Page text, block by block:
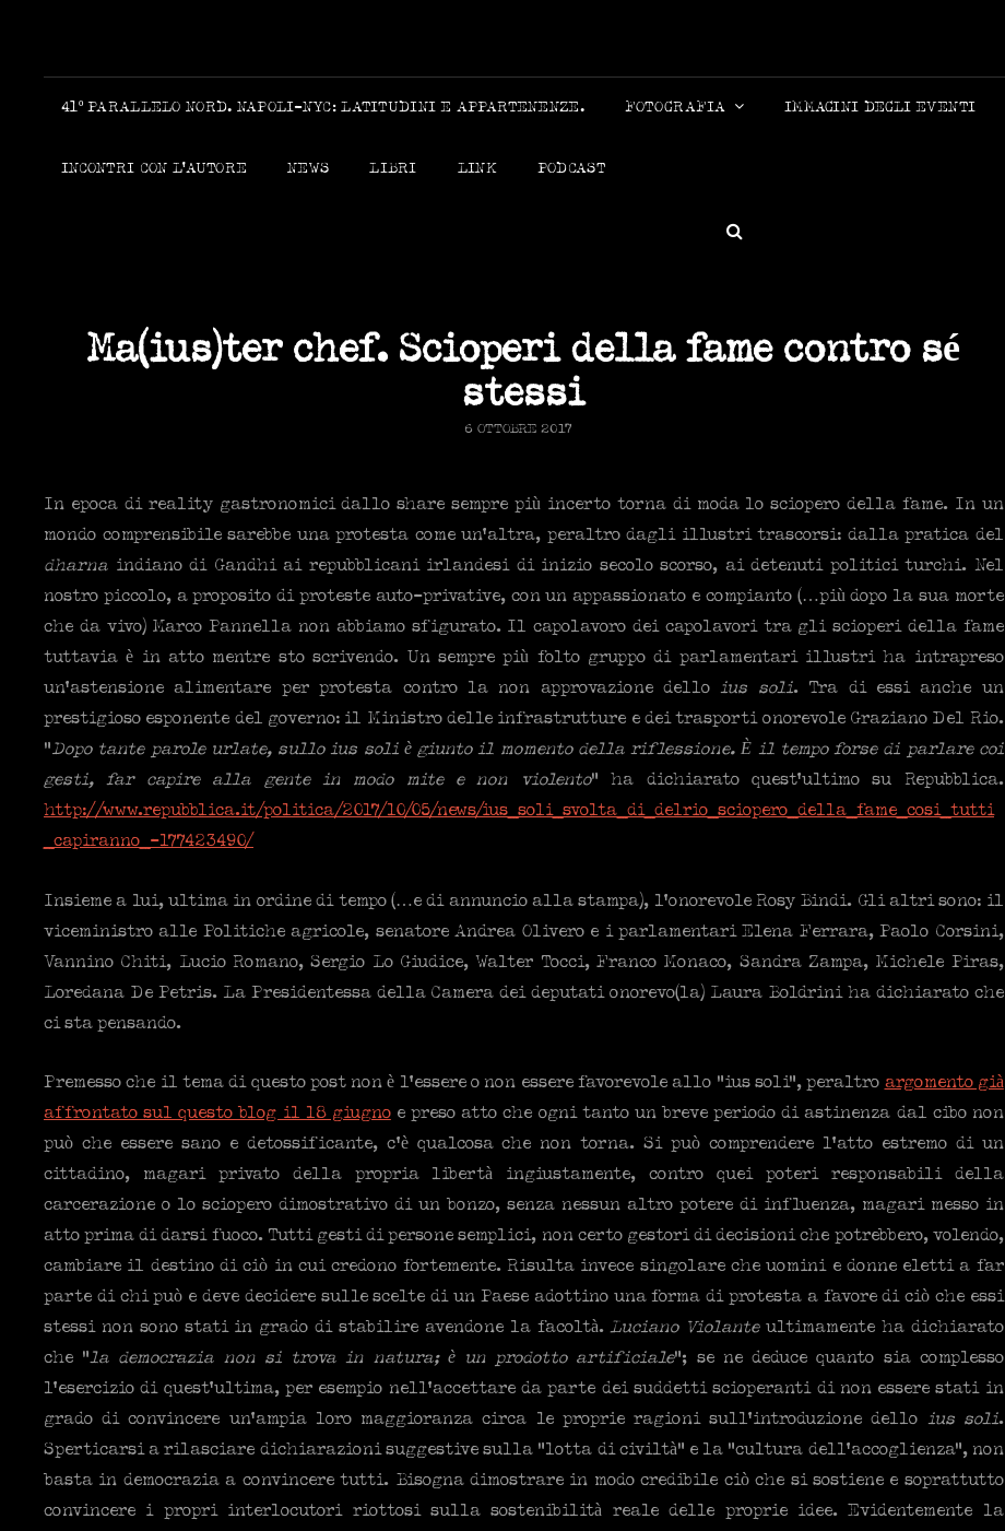
41º PARALLELO NORD. NAPOLI-NYC: LATITUDINI E APPARTENENZE. FOTOGRAFIA IMMAGINI DEGLI EVENTI
INCONTRI CON L’AUTORE NEWS LIBRI LINK PODCAST
SEARCH
Ma(ius)ter chef. Scioperi della fame contro sé
stessi
POSTED
6 OTTOBRE 2017
In epoca di reality gastronomici dallo share sempre più incerto torna di moda lo sciopero della fame. In un
mondo comprensibile sarebbe una protesta come un’altra, peraltro dagli illustri trascorsi: dalla pratica del
dharna indiano di Gandhi ai repubblicani irlandesi di inizio secolo scorso, ai detenuti politici turchi. Nel
nostro piccolo, a proposito di proteste auto-privative, con un appassionato e compianto (…più dopo la sua morte
che da vivo) Marco Pannella non abbiamo sfigurato. Il capolavoro dei capolavori tra gli scioperi della fame
tuttavia è in atto mentre sto scrivendo. Un sempre più folto gruppo di parlamentari illustri ha intrapreso
un’astensione alimentare per protesta contro la non approvazione delloius soli. Tra di essi anche un
prestigioso esponente del governo: il Ministro delle infrastrutture e dei trasporti onorevole Graziano Del Rio.
“Dopo tante parole urlate, sullo ius soli è giunto il momento della riflessione. È il tempo forse di parlare coi
gesti, far capire alla gente in modo mite e non violento” ha dichiarato quest’ultimo su Repubblica.
http://www.repubblica.it/politica/2017/10/05/news/ius_soli_svolta_di_delrio_sciopero_della_fame_cosi_tutti
_capiranno_-177423490/
Insieme a lui, ultima in ordine di tempo (…e di annuncio alla stampa), l’onorevole Rosy Bindi. Gli altri sono: il
viceministro alle Politiche agricole, senatore Andrea Olivero e i parlamentari Elena Ferrara, Paolo Corsini,
Vannino Chiti, Lucio Romano, Sergio Lo Giudice, Walter Tocci, Franco Monaco, Sandra Zampa, Michele Piras,
Loredana De Petris. La Presidentessa della Camera dei deputati onorevo(la) Laura Boldrini ha dichiarato che
ci sta pensando.
Premesso che il tema di questo post non è l’essere o non essere favorevole allo “ius soli”, peraltro argomento già
affrontato sul questo blog il 18 giugnoe preso atto che ogni tanto un breve periodo di astinenza dal cibo non
può che essere sano e detossificante, c’è qualcosa che non torna. Si può comprendere l’atto estremo di un
cittadino, magari privato della propria libertà ingiustamente, contro quei poteri responsabili della
carcerazione o lo sciopero dimostrativo di un bonzo, senza nessun altro potere di influenza, magari messo in
atto prima di darsi fuoco. Tutti gesti di persone semplici, non certo gestori di decisioni che potrebbero, volendo,
cambiare il destino di ciò in cui credono fortemente. Risulta invece singolare che uomini e donne eletti a far
parte di chi può e deve decidere sulle scelte di un Paese adottino una forma di protesta a favore di ciò che essi
stessi non sono stati in grado di stabilire avendone la facoltà.Luciano Violanteultimamente ha dichiarato
che “la democrazia non si trova in natura; è un prodotto artificiale”; se ne deduce quanto sia complesso
l’esercizio di quest’ultima, per esempio nell’accettare da parte dei suddetti scioperanti di non essere stati in
grado di convincere un’ampia loro maggioranza circa le proprie ragioni sull’introduzione dello ius soli.
Sperticarsi a rilasciare dichiarazioni suggestive sulla “lotta di civiltà” e la “cultura dell’accoglienza”, non
basta in democrazia a convincere tutti. Bisogna dimostrare in modo credibile ciò che si sostiene e soprattutto
convincere i propri interlocutori riottosi sulla sostenibilità reale delle proprie idee. Evidentemente la